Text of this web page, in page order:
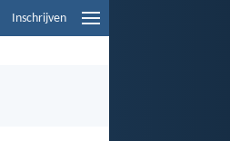
Inschrijven